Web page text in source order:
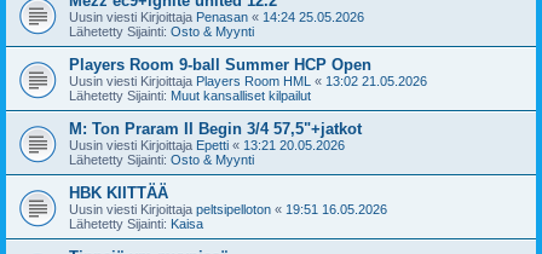
Uusin viesti Kirjoittaja Penasan « 14:24 25.05.2026
Lähetetty Sijainti: Osto & Myynti
Players Room 9-ball Summer HCP Open
Uusin viesti Kirjoittaja Players Room HML « 13:02 21.05.2026
Lähetetty Sijainti: Muut kansalliset kilpailut
M: Ton Praram II Begin 3/4 57,5"+jatkot
Uusin viesti Kirjoittaja Epetti « 13:21 20.05.2026
Lähetetty Sijainti: Osto & Myynti
HBK KIITTÄÄ
Uusin viesti Kirjoittaja peltsipelloton « 19:51 16.05.2026
Lähetetty Sijainti: Kaisa